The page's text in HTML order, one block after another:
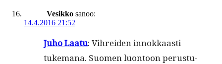
Vesikko sanoo:
14.4.2016 21:52
Juho Laatu: Vihrei­den innokkaasti
tuke­m­ana. Suomen luon­toon perus­tu­